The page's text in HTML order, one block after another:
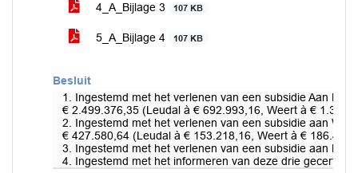
4_A_Bijlage 3 107 KB
5_A_Bijlage 4 107 KB
Besluit
1. Ingestemd met het verlenen van een subsidie Aan
€ 2.499.376,35 (Leudal à € 692.993,16, Weert à €
2. Ingestemd met het verlenen van een subsidie aan
€ 427.580,64 (Leudal à € 153.218,16, Weert à €
3. Ingestemd met het verlenen van een subsidie aan
4. Ingestemd met het informeren van deze drie